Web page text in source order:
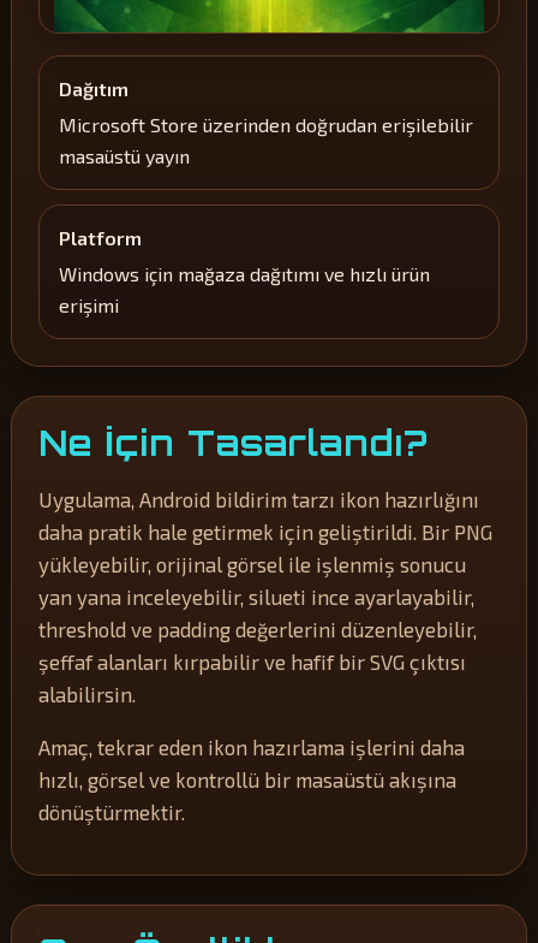
Dağıtım
Microsoft Store üzerinden doğrudan erişilebilir
masaüstü yayın
Platform
Windows için mağaza dağıtımı ve hızlı ürün
erişimi
Ne İçin Tasarlandı?
Uygulama, Android bildirim tarzı ikon hazırlığını
daha pratik hale getirmek için geliştirildi. Bir PNG
yükleyebilir, orijinal görsel ile işlenmiş sonucu
yan yana inceleyebilir, silueti ince ayarlayabilir,
threshold ve padding değerlerini düzenleyebilir,
şeffaf alanları kırpabilir ve hafif bir SVG çıktısı
alabilirsin.
Amaç, tekrar eden ikon hazırlama işlerini daha
hızlı, görsel ve kontrollü bir masaüstü akışına
dönüştürmektir.